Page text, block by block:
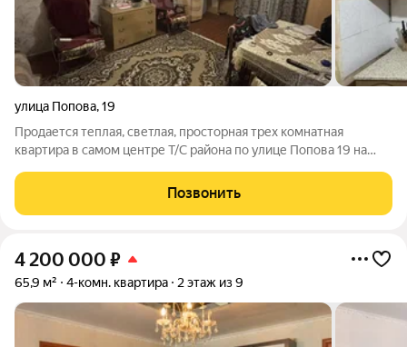
улица Попова,19
Продается теплая, светлая, просторная трех комнатная
квартира в самом центре Т/С района по улице Попова 19 на
раздельно, санузел раздельный. Балкона нет. Окна
пвх.Уникальное место положение дом вся
Позвонить
4 200 000 ₽
65,9 м² 4-комн. квартира 2 этаж из 9